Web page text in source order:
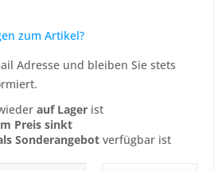
zum Artikel?
Adresse und bleiben Sie stets
auf Lager ist
Preis sinkt
Sonderangebot verfügbar ist